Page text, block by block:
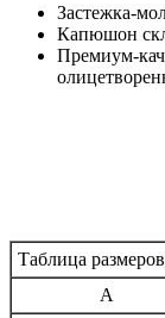
Застежка-
Капюшон
Премиум-
Таблица
A